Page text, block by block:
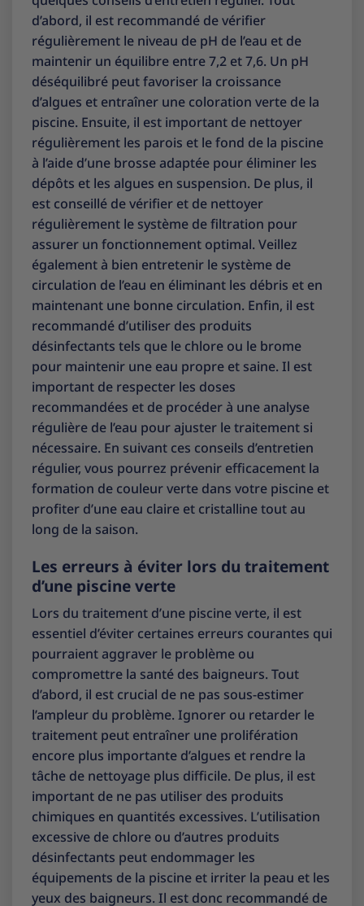
d’abord, il est recommandé de vérifier
régulièrement le niveau de pH de l’eau et de
maintenir un équilibre entre 7,2 et 7,6. Un pH
déséquilibré peut favoriser la croissance
d’algues et entraîner une coloration verte de la
piscine. Ensuite, il est important de nettoyer
régulièrement les parois et le fond de la piscine
à l’aide d’une brosse adaptée pour éliminer les
dépôts et les algues en suspension. De plus, il
est conseillé de vérifier et de nettoyer
régulièrement le système de filtration pour
assurer un fonctionnement optimal. Veillez
également à bien entretenir le système de
circulation de l’eau en éliminant les débris et en
maintenant une bonne circulation. Enfin, il est
recommandé d’utiliser des produits
désinfectants tels que le chlore ou le brome
pour maintenir une eau propre et saine. Il est
important de respecter les doses
recommandées et de procéder à une analyse
régulière de l’eau pour ajuster le traitement si
nécessaire. En suivant ces conseils d’entretien
régulier, vous pourrez prévenir efficacement la
formation de couleur verte dans votre piscine et
profiter d’une eau claire et cristalline tout au
long de la saison.
Les erreurs à éviter lors du traitement
d’une piscine verte
Lors du traitement d’une piscine verte, il est
essentiel d’éviter certaines erreurs courantes qui
pourraient aggraver le problème ou
compromettre la santé des baigneurs. Tout
d’abord, il est crucial de ne pas sous-estimer
l’ampleur du problème. Ignorer ou retarder le
traitement peut entraîner une prolifération
encore plus importante d’algues et rendre la
tâche de nettoyage plus difficile. De plus, il est
important de ne pas utiliser des produits
chimiques en quantités excessives. L’utilisation
excessive de chlore ou d’autres produits
désinfectants peut endommager les
équipements de la piscine et irriter la peau et les
yeux des baigneurs. Il est donc recommandé de